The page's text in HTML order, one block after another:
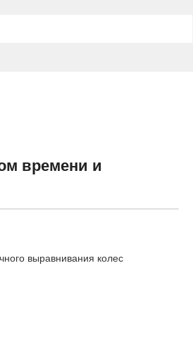
времени и
выравнивания колес